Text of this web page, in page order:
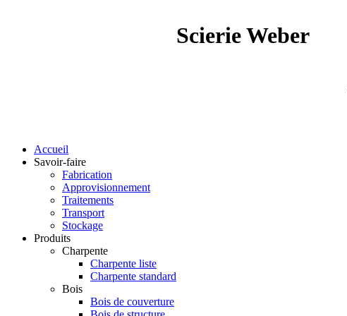
Scierie Weber
Accueil
Savoir-faire
Fabrication
Approvisionnement
Traitements
Transport
Stockage
Produits
Charpente
Charpente liste
Charpente standard
Bois
Bois de couverture